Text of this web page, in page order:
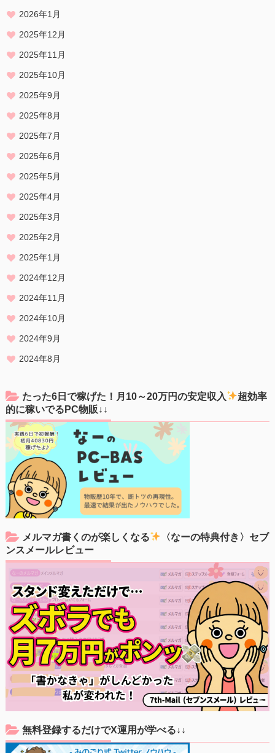
2026年1月
2025年12月
2025年11月
2025年10月
2025年9月
2025年8月
2025年7月
2025年6月
2025年5月
2025年4月
2025年3月
2025年2月
2025年1月
2024年12月
2024年11月
2024年10月
2024年9月
2024年8月
たった6日で稼げた！月10～20万円の安定収入
超効率
的に稼いでるPC物販↓↓
メルマガ書くのが楽しくなる
〈なーの特典付き〉セブ
ンスメールレビュー
無料登録するだけでX運用が学べる↓↓